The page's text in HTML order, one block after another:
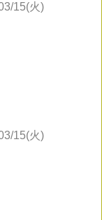
15(火)
15(火)